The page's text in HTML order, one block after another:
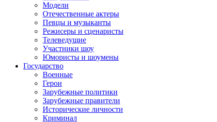
Модели
Отечественные актеры
Певцы и музыканты
Режисеры и сценаристы
Телеведущие
Участники шоу
Юмористы и шоумены
Государство
Военные
Герои
Зарубежные политики
Зарубежные правители
Исторические личности
Криминал